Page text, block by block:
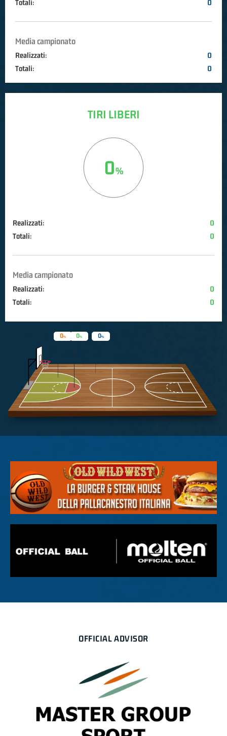
Totali: 0
Media campionato
Realizzati:
0
Totali:
0
TIRI LIBERI
0
Realizzati:
0
Totali:
0
Media campionato
Realizzati:
0
Totali:
0
0
0 0
OFFICIAL ADVISOR